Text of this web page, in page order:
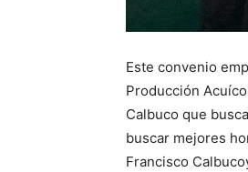
Este convenio
Producción
Calbuco que
buscar mejores
Francisco